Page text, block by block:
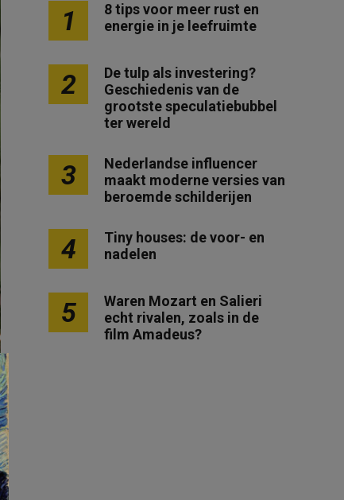
1
8 tips voor meer rust en
energie in je leefruimte
2
De tulp als investering?
Geschiedenis van de
grootste speculatiebubbel
ter wereld
3
Nederlandse influencer
maakt moderne versies van
beroemde schilderijen
4
Tiny houses: de voor- en
nadelen
5
Waren Mozart en Salieri
echt rivalen, zoals in de
film Amadeus?